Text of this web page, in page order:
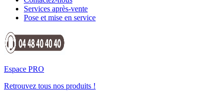
Services après-vente
Pose et mise en service
Espace PRO
Retrouvez tous nos produits !